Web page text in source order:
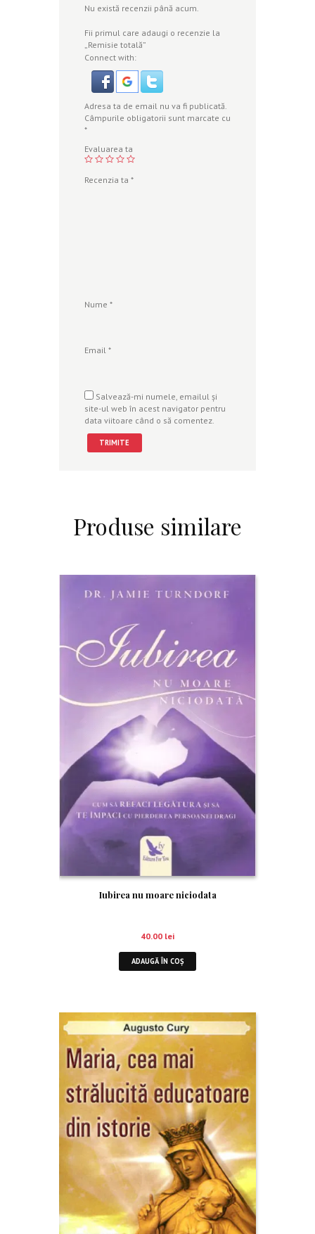
Nu există recenzii până acum.
Fii primul care adaugi o recenzie la
„Remisie totală”
Connect with:
Adresa ta de email nu va fi publicată.
Câmpurile obligatorii sunt marcate cu
*
Evaluarea ta
Recenzia ta *
Nume *
Email *
Salvează-mi numele, emailul și
site-ul web în acest navigator pentru
data viitoare când o să comentez.
Produse similare
Iubirea nu moare niciodata
40.00 lei
ADAUGĂ ÎN COȘ